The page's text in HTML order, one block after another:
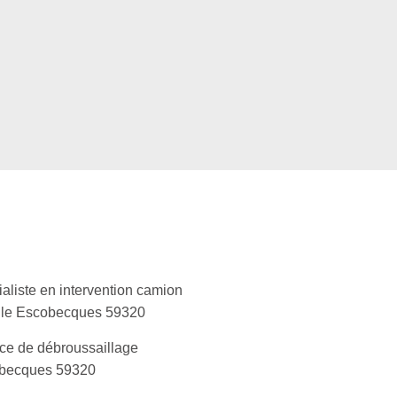
en intervention camion
Escobecques 59320
de débroussaillage
59320